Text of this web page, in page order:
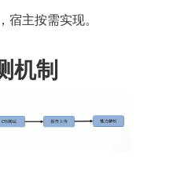
主按需实现。
机制